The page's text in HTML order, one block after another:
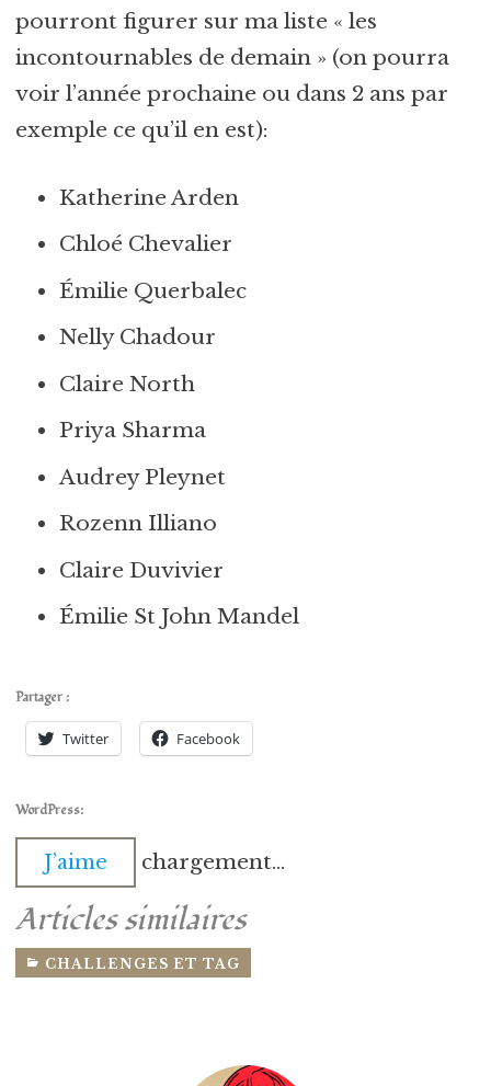
pourront figurer sur ma liste « les
incontournables de demain » (on pourra
voir l’année prochaine ou dans 2 ans par
exemple ce qu’il en est):
Katherine Arden
Chloé Chevalier
Émilie Querbalec
Nelly Chadour
Claire North
Priya Sharma
Audrey Pleynet
Rozenn Illiano
Claire Duvivier
Émilie St John Mandel
Partager :
Twitter Facebook
WordPress:
J’aime chargement…
Articles similaires
CHALLENGES ET TAG